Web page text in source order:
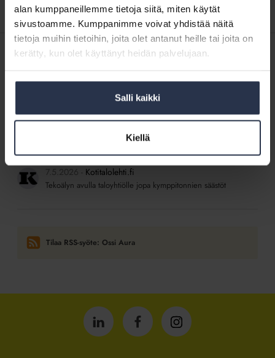
alan kumppaneillemme tietoja siitä, miten käytät
sivustoamme. Kumppanimme voivat yhdistää näitä
tietoja muihin tietoihin, joita olet antanut heille tai joita on
kerätty, kun olet käyttänyt heidän palvelujaan.
Salli kaikki
Kiellä
SISÄLTÖJÄ ISÄNNÖINTILIITON MEDIOISTA
– naapureiden chatissa tavara liikkuu ja lenkille löytää aina
Kotitalolehti.fi
7.5.2026 Kotitalolehti.fi
Tekoälyn avulla taloyhtiölle jopa kymppitonnien säästöt
Tilaa RSS-syöte: Ossi Aura
Isännöintiliitto
LinkedInissä
Isännöintiliitto
Facebookissa
Isännöintiliitto
Instagrammissa